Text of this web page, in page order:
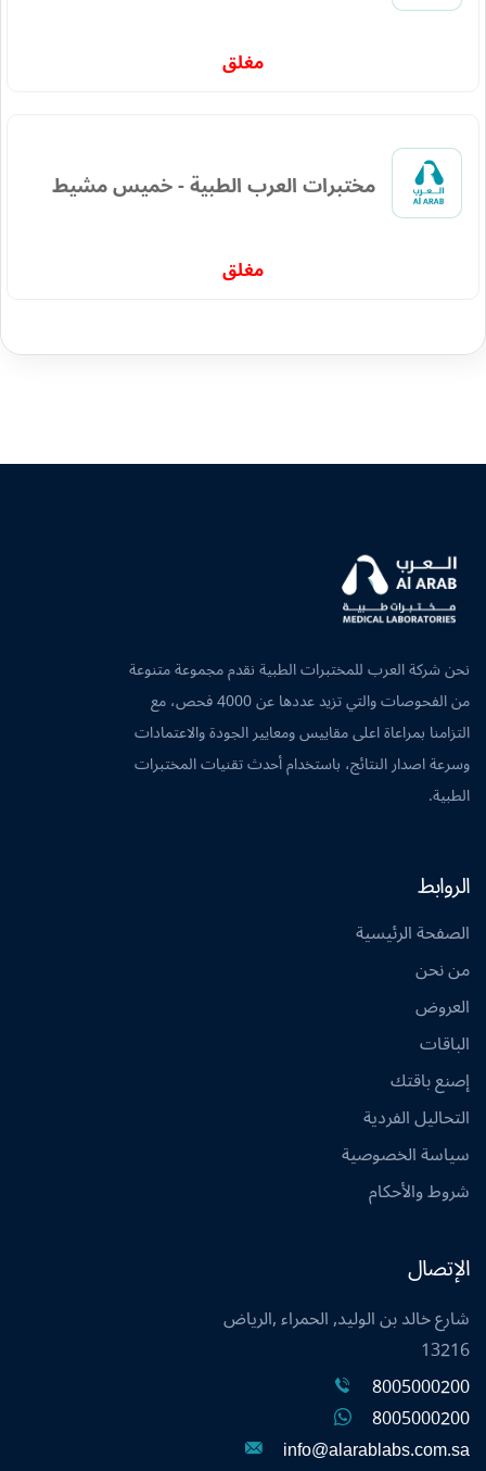
مغلق
مختبرات العرب الطبية - خميس مشيط
مغلق
نحن شركة العرب للمختبرات الطبية نقدم مجموعة متنوعة
من الفحوصات والتي تزيد عددها عن 4000 فحص، مع
التزامنا بمراعاة اعلى مقاييس ومعايير الجودة والاعتمادات
وسرعة اصدار النتائج، باستخدام أحدث تقنيات المختبرات
الطبية.
الروابط
الصفحة الرئيسية
من نحن
العروض
الباقات
إصنع باقتك
التحاليل الفردية
سياسة الخصوصية
شروط والأحكام
الإتصال
شارع خالد بن الوليد, الحمراء ,الرياض
13216
8005000200
8005000200
info@alarablabs.com.sa